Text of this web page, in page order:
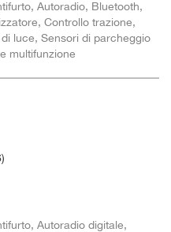
Autoradio, Bluetooth,
Controllo trazione,
luce, Sensori di parcheggio
multifunzione
Autoradio digitale,